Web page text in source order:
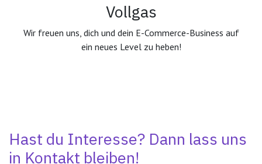
Vollgas
Wir freuen uns, dich und dein E-Commerce-Business auf
ein neues Level zu heben!
Hast du Interesse? Dann lass uns
in Kontakt bleiben!